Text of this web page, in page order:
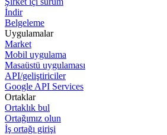
İndir
Belgeleme
Uygulamalar
Market
Mobil uygulama
Masaüstü uygulaması
API/geliştiriciler
Google API Services
Ortaklar
Ortaklık bul
Ortağımız olun
İş ortağı girişi